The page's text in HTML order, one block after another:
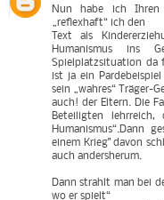
Nun habe ich Ihren
„reflexhaft“ ich den
Text als
Humanismus ins
Spielplatzsituation da
ist ja ein
sein „wahres“ Träger-
auch! der Eltern. Die
Beteiligten
Humanismus“.Dann
einem Krieg" davon
auch andersherum.
Dann strahlt man bei
wo er spielt“